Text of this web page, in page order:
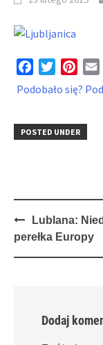
FacebookTwitter
Podobało się?
POSTED UNDER
Post
navigation
Lublana:
perełka Europy
Dodaj